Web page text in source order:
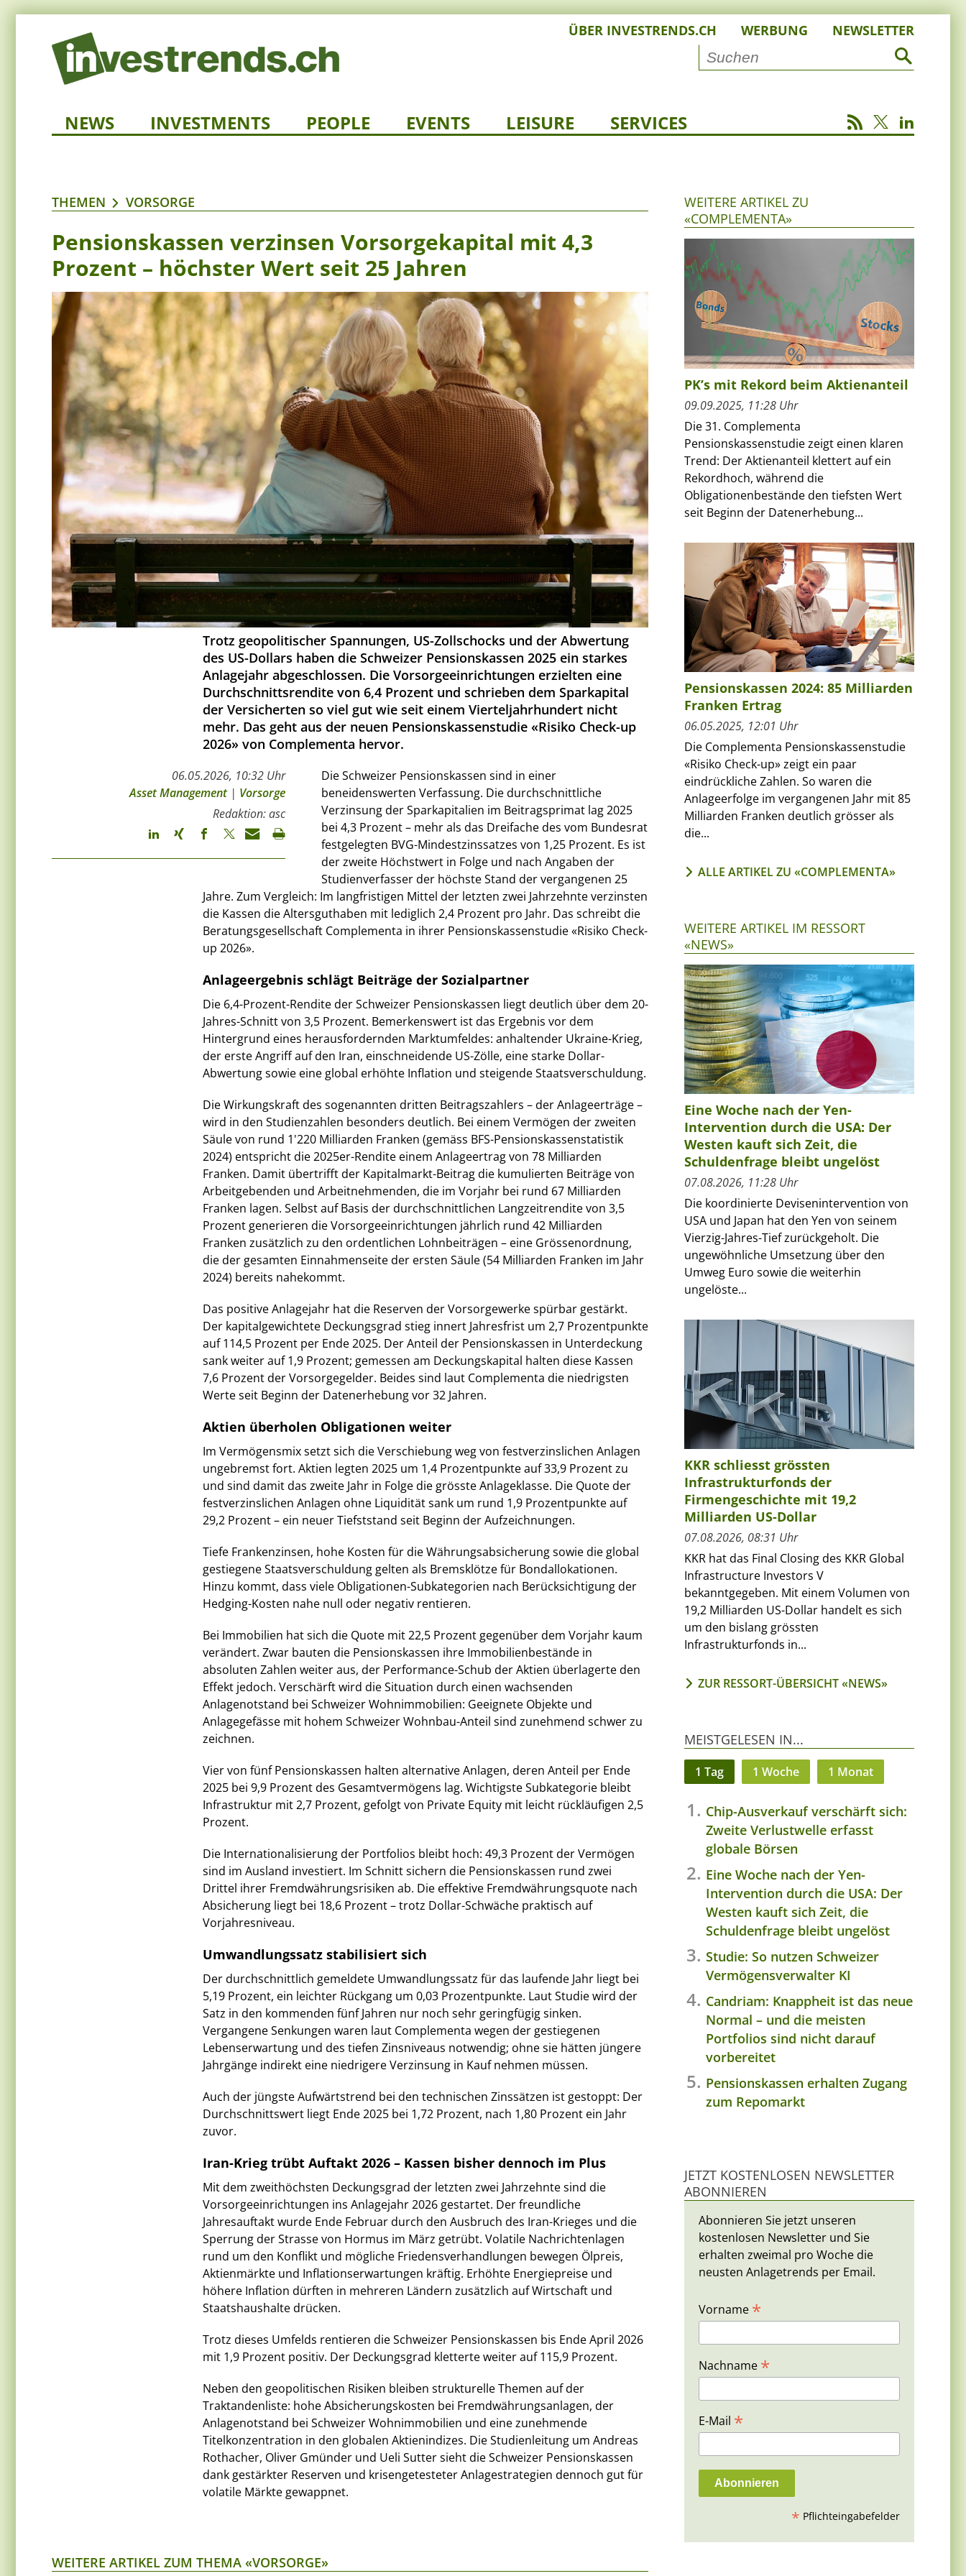
ÜBER INVESTRENDS.CH WERBUNG NEWSLETTER
NEWS INVESTMENTS PEOPLE EVENTS LEISURE SERVICES
THEMEN VORSORGE
Pensionskassen verzinsen Vorsorgekapital mit 4,3
Prozent – höchster Wert seit 25 Jahren
Trotz geopolitischer Spannungen, US-Zollschocks und der Abwertung
des US-Dollars haben die Schweizer Pensionskassen 2025 ein starkes
Anlagejahr abgeschlossen. Die Vorsorgeeinrichtungen erzielten eine
Durchschnittsrendite von 6,4 Prozent und schrieben dem Sparkapital
der Versicherten so viel gut wie seit einem Vierteljahrhundert nicht
mehr. Das geht aus der neuen Pensionskassenstudie «Risiko Check-up
2026» von Complementa hervor.
06.05.2026, 10:32 Uhr
Asset Management| Vorsorge
Redaktion: asc
Die Schweizer Pensionskassen sind in einer
beneidenswerten Verfassung. Die durchschnittliche
Verzinsung der Sparkapitalien im Beitragsprimat lag 2025
bei 4,3 Prozent – mehr als das Dreifache des vom Bundesrat
festgelegten BVG-Mindestzinssatzes von 1,25 Prozent. Es ist
der zweite Höchstwert in Folge und nach Angaben der
Studienverfasser der höchste Stand der vergangenen 25
Jahre. Zum Vergleich: Im langfristigen Mittel der letzten zwei Jahrzehnte verzinsten
die Kassen die Altersguthaben mit lediglich 2,4 Prozent pro Jahr. Das schreibt die
Beratungsgesellschaft Complementa in ihrer Pensionskassenstudie «Risiko Check-
up 2026».
Anlageergebnis schlägt Beiträge der Sozialpartner
Die 6,4-Prozent-Rendite der Schweizer Pensionskassen liegt deutlich über dem 20-
Jahres-Schnitt von 3,5 Prozent. Bemerkenswert ist das Ergebnis vor dem
Hintergrund eines herausfordernden Marktumfeldes: anhaltender Ukraine-Krieg,
der erste Angriff auf den Iran, einschneidende US-Zölle, eine starke Dollar-
Abwertung sowie eine global erhöhte Inflation und steigende Staatsverschuldung.
Die Wirkungskraft des sogenannten dritten Beitragszahlers – der Anlageerträge –
wird in den Studienzahlen besonders deutlich. Bei einem Vermögen der zweiten
Säule von rund 1'220 Milliarden Franken (gemäss BFS-Pensionskassenstatistik
2024) entspricht die 2025er-Rendite einem Anlageertrag von 78 Milliarden
Franken. Damit übertrifft der Kapitalmarkt-Beitrag die kumulierten Beiträge von
Arbeitgebenden und Arbeitnehmenden, die im Vorjahr bei rund 67 Milliarden
Franken lagen. Selbst auf Basis der durchschnittlichen Langzeitrendite von 3,5
Prozent generieren die Vorsorgeeinrichtungen jährlich rund 42 Milliarden
Franken zusätzlich zu den ordentlichen Lohnbeiträgen – eine Grössenordnung,
die der gesamten Einnahmenseite der ersten Säule (54 Milliarden Franken im Jahr
2024) bereits nahekommt.
Das positive Anlagejahr hat die Reserven der Vorsorgewerke spürbar gestärkt.
Der kapitalgewichtete Deckungsgrad stieg innert Jahresfrist um 2,7 Prozentpunkte
auf 114,5 Prozent per Ende 2025. Der Anteil der Pensionskassen in Unterdeckung
sank weiter auf 1,9 Prozent; gemessen am Deckungskapital halten diese Kassen
7,6 Prozent der Vorsorgegelder. Beides sind laut Complementa die niedrigsten
Werte seit Beginn der Datenerhebung vor 32 Jahren.
Aktien überholen Obligationen weiter
Im Vermögensmix setzt sich die Verschiebung weg von festverzinslichen Anlagen
ungebremst fort. Aktien legten 2025 um 1,4 Prozentpunkte auf 33,9 Prozent zu
und sind damit das zweite Jahr in Folge die grösste Anlageklasse. Die Quote der
festverzinslichen Anlagen ohne Liquidität sank um rund 1,9 Prozentpunkte auf
29,2 Prozent – ein neuer Tiefststand seit Beginn der Aufzeichnungen.
Tiefe Frankenzinsen, hohe Kosten für die Währungsabsicherung sowie die global
gestiegene Staatsverschuldung gelten als Bremsklötze für Bondallokationen.
Hinzu kommt, dass viele Obligationen-Subkategorien nach Berücksichtigung der
Hedging-Kosten nahe null oder negativ rentieren.
Bei Immobilien hat sich die Quote mit 22,5 Prozent gegenüber dem Vorjahr kaum
verändert. Zwar bauten die Pensionskassen ihre Immobilienbestände in
absoluten Zahlen weiter aus, der Performance-Schub der Aktien überlagerte den
Effekt jedoch. Verschärft wird die Situation durch einen wachsenden
Anlagenotstand bei Schweizer Wohnimmobilien: Geeignete Objekte und
Anlagegefässe mit hohem Schweizer Wohnbau-Anteil sind zunehmend schwer zu
zeichnen.
Vier von fünf Pensionskassen halten alternative Anlagen, deren Anteil per Ende
2025 bei 9,9 Prozent des Gesamtvermögens lag. Wichtigste Subkategorie bleibt
Infrastruktur mit 2,7 Prozent, gefolgt von Private Equity mit leicht rückläufigen 2,5
Prozent.
Die Internationalisierung der Portfolios bleibt hoch: 49,3 Prozent der Vermögen
sind im Ausland investiert. Im Schnitt sichern die Pensionskassen rund zwei
Drittel ihrer Fremdwährungsrisiken ab. Die effektive Fremdwährungsquote nach
Absicherung liegt bei 18,6 Prozent – trotz Dollar-Schwäche praktisch auf
Vorjahresniveau.
Umwandlungssatz stabilisiert sich
Der durchschnittlich gemeldete Umwandlungssatz für das laufende Jahr liegt bei
5,19 Prozent, ein leichter Rückgang um 0,03 Prozentpunkte. Laut Studie wird der
Satz in den kommenden fünf Jahren nur noch sehr geringfügig sinken.
Vergangene Senkungen waren laut Complementa wegen der gestiegenen
Lebenserwartung und des tiefen Zinsniveaus notwendig; ohne sie hätten jüngere
Jahrgänge indirekt eine niedrigere Verzinsung in Kauf nehmen müssen.
Auch der jüngste Aufwärtstrend bei den technischen Zinssätzen ist gestoppt: Der
Durchschnittswert liegt Ende 2025 bei 1,72 Prozent, nach 1,80 Prozent ein Jahr
zuvor.
Iran-Krieg trübt Auftakt 2026 – Kassen bisher dennoch im Plus
Mit dem zweithöchsten Deckungsgrad der letzten zwei Jahrzehnte sind die
Vorsorgeeinrichtungen ins Anlagejahr 2026 gestartet. Der freundliche
Jahresauftakt wurde Ende Februar durch den Ausbruch des Iran-Krieges und die
Sperrung der Strasse von Hormus im März getrübt. Volatile Nachrichtenlagen
rund um den Konflikt und mögliche Friedensverhandlungen bewegen Ölpreis,
Aktienmärkte und Inflationserwartungen kräftig. Erhöhte Energiepreise und
höhere Inflation dürften in mehreren Ländern zusätzlich auf Wirtschaft und
Staatshaushalte drücken.
Trotz dieses Umfelds rentieren die Schweizer Pensionskassen bis Ende April 2026
mit 1,9 Prozent positiv. Der Deckungsgrad kletterte weiter auf 115,9 Prozent.
Neben den geopolitischen Risiken bleiben strukturelle Themen auf der
Traktandenliste: hohe Absicherungskosten bei Fremdwährungsanlagen, der
Anlagenotstand bei Schweizer Wohnimmobilien und eine zunehmende
Titelkonzentration in den globalen Aktienindizes. Die Studienleitung um Andreas
Rothacher, Oliver Gmünder und Ueli Sutter sieht die Schweizer Pensionskassen
dank gestärkter Reserven und krisengetesteter Anlagestrategien dennoch gut für
volatile Märkte gewappnet.
WEITERE ARTIKEL ZUM THEMA «VORSORGE»
WEITERE ARTIKEL ZU
«COMPLEMENTA»
PK’s mit Rekord beim Aktienanteil
09.09.2025, 11:28 Uhr
Die 31. Complementa
Pensionskassenstudie zeigt einen klaren
Trend: Der Aktienanteil klettert auf ein
Rekordhoch, während die
Obligationenbestände den tiefsten Wert
seit Beginn der Datenerhebung...
Pensionskassen 2024: 85 Milliarden
Franken Ertrag
06.05.2025, 12:01 Uhr
Die Complementa Pensionskassenstudie
«Risiko Check-up» zeigt ein paar
eindrückliche Zahlen. So waren die
Anlageerfolge im vergangenen Jahr mit 85
Milliarden Franken deutlich grösser als
die...
ALLE ARTIKEL ZU «COMPLEMENTA»
WEITERE ARTIKEL IM RESSORT
«NEWS»
Eine Woche nach der Yen-
Intervention durch die USA: Der
Westen kauft sich Zeit, die
Schuldenfrage bleibt ungelöst
07.08.2026, 11:28 Uhr
Die koordinierte Devisenintervention von
USA und Japan hat den Yen von seinem
Vierzig-Jahres-Tief zurückgeholt. Die
ungewöhnliche Umsetzung über den
Umweg Euro sowie die weiterhin
ungelöste...
KKR schliesst grössten
Infrastrukturfonds der
Firmengeschichte mit 19,2
Milliarden US-Dollar
07.08.2026, 08:31 Uhr
KKR hat das Final Closing des KKR Global
Infrastructure Investors V
bekanntgegeben. Mit einem Volumen von
19,2 Milliarden US-Dollar handelt es sich
um den bislang grössten
Infrastrukturfonds in...
ZUR RESSORT-ÜBERSICHT «NEWS»
MEISTGELESEN IN...
1 Tag 1 Woche 1 Monat
Chip-Ausverkauf verschärft sich:
Zweite Verlustwelle erfasst
globale Börsen
Eine Woche nach der Yen-
Intervention durch die USA: Der
Westen kauft sich Zeit, die
Schuldenfrage bleibt ungelöst
Studie: So nutzen Schweizer
Vermögensverwalter KI
Candriam: Knappheit ist das neue
Normal – und die meisten
Portfolios sind nicht darauf
vorbereitet
Pensionskassen erhalten Zugang
zum Repomarkt
JETZT KOSTENLOSEN NEWSLETTER
ABONNIEREN
Abonnieren Sie jetzt unseren
kostenlosen Newsletter und Sie
erhalten zweimal pro Woche die
neusten Anlagetrends per Email.
Vorname *
Nachname *
E-Mail *
* Pflichteingabefelder